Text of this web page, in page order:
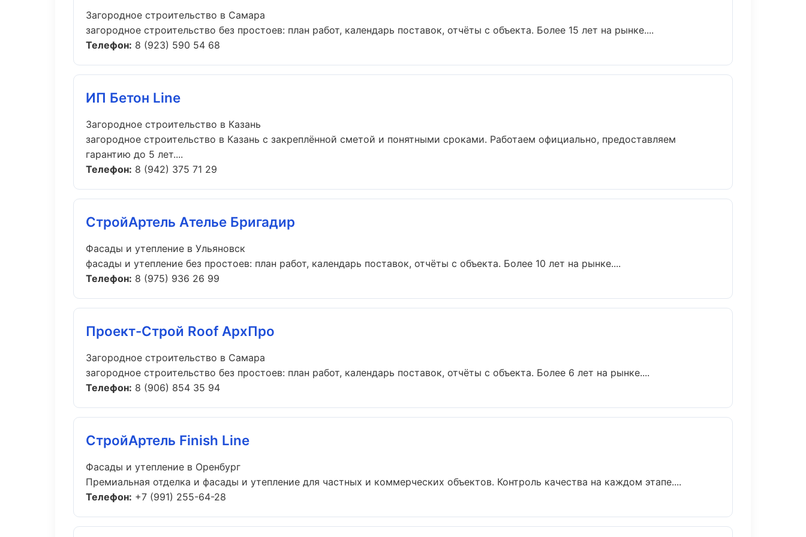
Загородное строительство в Самара
загородное строительство без простоев: план работ, календарь поставок, отчёты с объекта. Более 15 лет на рынке....
Телефон: 8 (923) 590 54 68
ИП Бетон Line
Загородное строительство в Казань
загородное строительство в Казань с закреплённой сметой и понятными сроками. Работаем официально, предоставляем
гарантию до 5 лет....
Телефон: 8 (942) 375 71 29
СтройАртель Ателье Бригадир
Фасады и утепление в Ульяновск
фасады и утепление без простоев: план работ, календарь поставок, отчёты с объекта. Более 10 лет на рынке....
Телефон: 8 (975) 936 26 99
Проект-Строй Roof АрхПро
Загородное строительство в Самара
загородное строительство без простоев: план работ, календарь поставок, отчёты с объекта. Более 6 лет на рынке....
Телефон: 8 (906) 854 35 94
СтройАртель Finish Line
Фасады и утепление в Оренбург
Премиальная отделка и фасады и утепление для частных и коммерческих объектов. Контроль качества на каждом этапе....
Телефон: +7 (991) 255-64-28